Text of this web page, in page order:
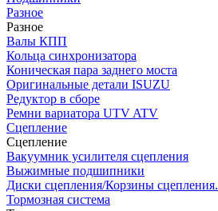
Разное
Разное
Валы КПП
Кольца синхронизатора
Коническая пара заднего моста
Оригинальные детали ISUZU
Редуктор в сборе
Ремни вариатора UTV ATV
Сцепление
Сцепление
Вакуумник усилителя сцепления
Выжимные подшипники
Диски сцепления/Корзины сцепления.
Тормозная система